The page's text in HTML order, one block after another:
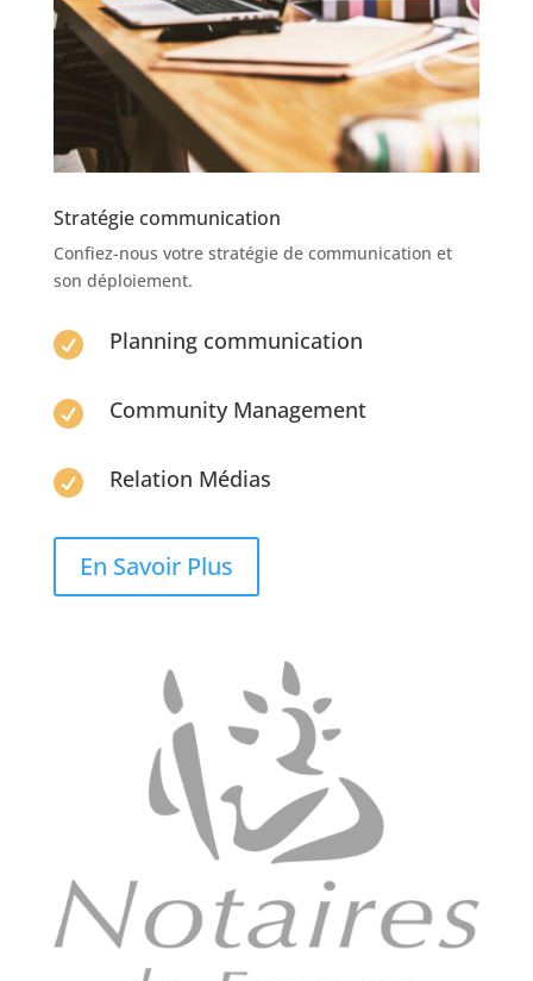
Stratégie communication
Confiez-nous votre stratégie de communication et
son déploiement.
 Planning communication
 Community Management
 Relation Médias
En Savoir Plus